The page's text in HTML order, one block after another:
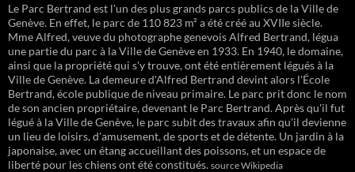
Le Parc Bertrand est l'un des plus grands parcs publics de la Ville de
Genève. En effet, le parc de 110 823 m² a été créé au XVIIe siècle.
Mme Alfred, veuve du photographe genevois Alfred Bertrand, légua
une partie du parc à la Ville de Genève en 1933. En 1940, le domaine,
ainsi que la propriété qui s'y trouve, ont été entièrement légués à la
Ville de Genève. La demeure d'Alfred Bertrand devint alors l'École
Bertrand, école publique de niveau primaire. Le parc prit donc le nom
de son ancien propriétaire, devenant le Parc Bertrand. Après qu'il fut
légué à la Ville de Genève, le parc subit des travaux afin qu'il devienne
un lieu de loisirs, d'amusement, de sports et de détente. Un jardin à la
japonaise, avec un étang accueillant des poissons, et un espace de
liberté pour les chiens ont été constitués. source Wikipedia